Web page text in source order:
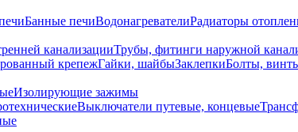
Банные печиВодонагревателиРадиаторы
канализацииТрубы, фитинги наружной
крепежГайки, шайбыЗаклепкиБолты,
Изолирующие зажимы
Выключатели путевые, концевые